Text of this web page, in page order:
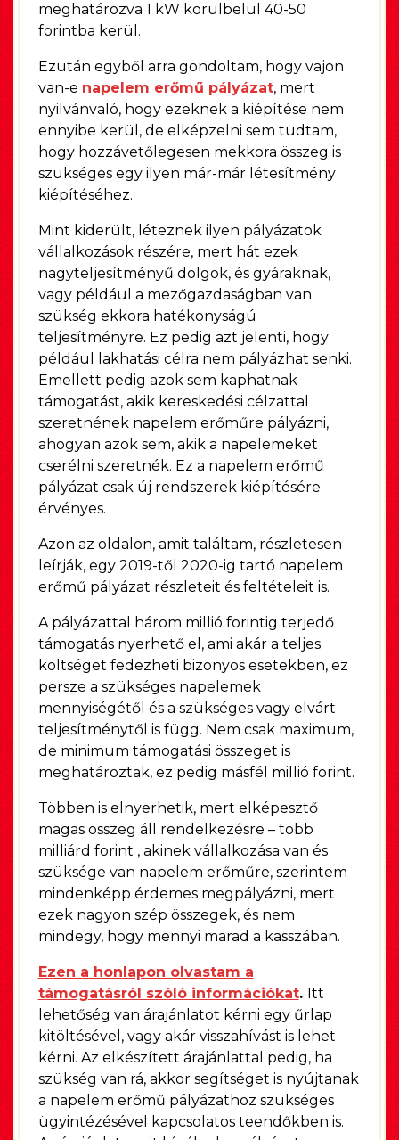
meghatározva 1 kW körülbelül 40-50
forintba kerül.
Ezután egyből arra gondoltam, hogy vajon
van-e napelem erőmű pályázat, mert
nyilvánvaló, hogy ezeknek a kiépítése nem
ennyibe kerül, de elképzelni sem tudtam,
hogy hozzávetőlegesen mekkora összeg is
szükséges egy ilyen már-már létesítmény
kiépítéséhez.
Mint kiderült, léteznek ilyen pályázatok
vállalkozások részére, mert hát ezek
nagyteljesítményű dolgok, és gyáraknak,
vagy például a mezőgazdaságban van
szükség ekkora hatékonyságú
teljesítményre. Ez pedig azt jelenti, hogy
például lakhatási célra nem pályázhat senki.
Emellett pedig azok sem kaphatnak
támogatást, akik kereskedési célzattal
szeretnének napelem erőműre pályázni,
ahogyan azok sem, akik a napelemeket
cserélni szeretnék. Ez a napelem erőmű
pályázat csak új rendszerek kiépítésére
érvényes.
Azon az oldalon, amit találtam, részletesen
leírják, egy 2019-től 2020-ig tartó napelem
erőmű pályázat részleteit és feltételeit is.
A pályázattal három millió forintig terjedő
támogatás nyerhető el, ami akár a teljes
költséget fedezheti bizonyos esetekben, ez
persze a szükséges napelemek
mennyiségétől és a szükséges vagy elvárt
teljesítménytől is függ. Nem csak maximum,
de minimum támogatási összeget is
meghatároztak, ez pedig másfél millió forint.
Többen is elnyerhetik, mert elképesztő
magas összeg áll rendelkezésre – több
milliárd forint , akinek vállalkozása van és
szüksége van napelem erőműre, szerintem
mindenképp érdemes megpályázni, mert
ezek nagyon szép összegek, és nem
mindegy, hogy mennyi marad a kasszában.
Ezen a honlapon olvastam a
támogatásról szóló információkat. Itt
lehetőség van árajánlatot kérni egy űrlap
kitöltésével, vagy akár visszahívást is lehet
kérni. Az elkészített árajánlattal pedig, ha
szükség van rá, akkor segítséget is nyújtanak
a napelem erőmű pályázathoz szükséges
ügyintézésével kapcsolatos teendőkben is.